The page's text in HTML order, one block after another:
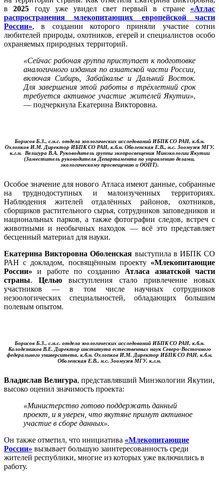
в2025 году уже увидел свет первый в стране «Атлас
распространения млекопитающих европейской части
России», в создании которого приняли участие сотни
любителей природы, охотников, егерей и специалистов особо
охраняемых природных территорий.
«Сейчас рабочая группа приступает к подготовке
аналогичного издания по азиатской части России,
включая Сибирь, Забайкалье и Дальний Восток.
Для завершения этой работы в трёхлетний срок
требуется активное участие жителей Якутии»,
— подчеркнула Екатерина Викторовна.
Борисов Б.З., с.н.с. отдела зоологических исследований ИБПК СО РАН, к.б.н.
Охлопков И.М. Директор ИБПК СО РАН, к.б.н. Оболенская Е.В., н.с. Зоомузея МГУ,
к.г.н. Велигура В.А. Руководитель группы экопросвещения Минэкологии Якутии
(Заместитель руководителя Департамента по управлению делами,
экологическому просвещению и ООПТ).
Особое значение для нового Атласа имеют данные, собранные
на труднодоступных и малоизученных территориях.
Наблюдения жителей отдалённых районов, охотников,
сборщиков растительного сырья, сотрудников заповедников и
национальных парков, а также фотографии следов, встреч с
животными и необычных находок — всё это представляет
бесценный материал для науки.
Екатерина Викторовна Оболенская выступила в ИБПК СО
РАН с докладом, посвящённым проекту «Млекопитающие
России» и работе по созданию Атласа азиатской части
страны.Целью выступления стало привлечение новых
участников — в том числе научных сотрудников
незоологических специальностей, обладающих большим
полевым опытом.
Борисов Б.З., с.н.с. отдела зоологических исследований ИБПК СО РАН, к.б.н.
Колодезников В.Е. Директор института естественных наук Северо-Восточного
федерального университета, к.б.н. Охлопков И.М. Директор ИБПК СО РАН, к.б.н.
Оболенская Е.В., н.с. Зоомузея МГУ, к.г.н.
Владислав Велигура, представлявший Минэкологии Якутии,
высоко оценил значимость проекта:
«Министерство готово поддержать данный
проект, и я уверен, что якутяне примут активное
участие в сборе данных».
Он также отметил, что инициатива «Млекопитающие
России» вызывает большую заинтересованность среди
жителей республики, многие из которых уже включились в
работу.